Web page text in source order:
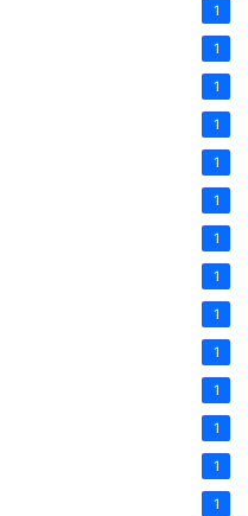
1
1
1
1
1
1
1
1
1
1
1
1
1
1